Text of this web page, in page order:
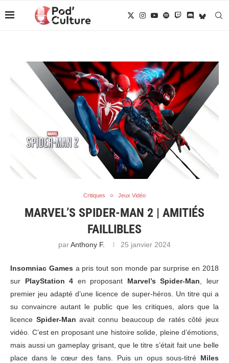
Critiques Jeux Vidéo
MARVEL’S SPIDER-MAN 2 | AMITIÉS
FAILLIBLES
parAnthony F. 25 janvier 2024
Insomniac Games a pris tout son monde par surprise en 2018
sur PlayStation 4 en proposant Marvel’s Spider-Man, leur
premier jeu adapté d’une licence de super-héros. Un titre qui a
su convaincre autant le public que les critiques, alors que la
licence Spider-Man avait connu beaucoup de ratés côté jeux
vidéo. C’est en proposant une histoire solide, pleine d’émotions,
mais aussi un gameplay grisant, que le titre s’était fait une belle
place dans le cœur des fans. Puis un opus sous-titré Miles